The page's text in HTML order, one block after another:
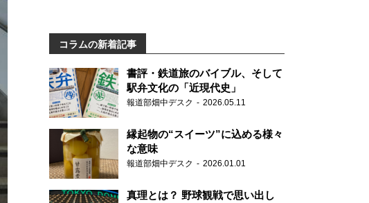
コラムの新着記事
書評・鉄道旅のバイブル、そして
駅弁文化の「近現代史」
報道部畑中デスク 2026.05.11
縁起物の“スイーツ”に込める様々
な意味
報道部畑中デスク 2026.01.01
真理とは？ 野球観戦で思い出し